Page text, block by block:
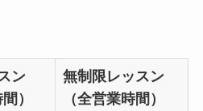
ン
）
無制限レッスン
（全営業時間）